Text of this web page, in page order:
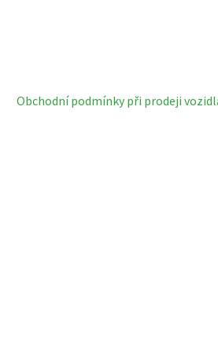
Obchodní podmínky při prodeji